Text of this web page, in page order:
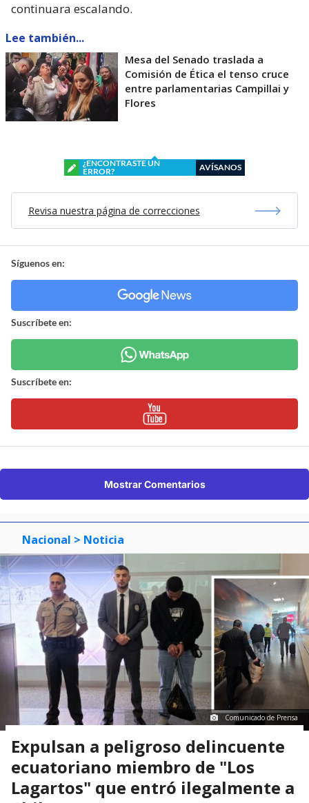
continuara escalando.
Lee también...
Mesa del Senado traslada a
Comisión de Ética el tenso cruce
entre parlamentarias Campillai y
Flores
¿ENCONTRASTE UN
ERROR?
AVÍSANOS
Revisa nuestra página de correcciones
Síguenos en:
Suscríbete en:
Suscríbete en:
Mostrar Comentarios
Nacional > Noticia
Comunicado de Prensa
Expulsan a peligroso delincuente
ecuatoriano miembro de "Los
Lagartos" que entró ilegalmente a